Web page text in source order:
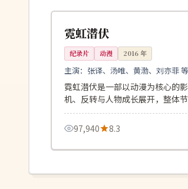
中国
霓虹潜伏
纪录片 动漫 2016年
主演： 张译、汤唯、黄渤、刘亦菲 等
霓虹潜伏是一部以动漫为核心的
机、反转与人物成长展开，整体
观看。
97,940
8.3